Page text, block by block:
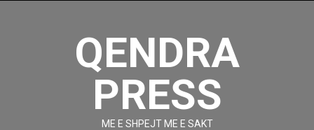
QENDRA
PRESS
ME E SHPEJT ME E SAKT